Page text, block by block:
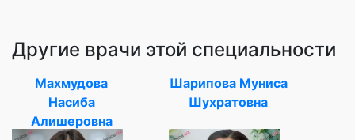
Другие врачи этой специальности
Махмудова
Насиба
Алишеровна
Шарипова Муниса
Шухратовна